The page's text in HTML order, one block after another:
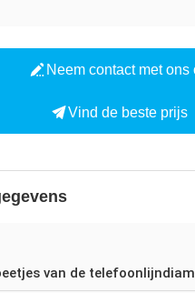
Neem contact met ons
Vind de beste prijs
van de